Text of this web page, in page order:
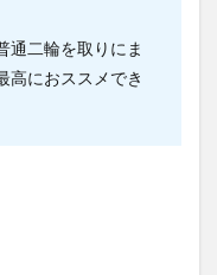
通二輪を取りにま
高におススメでき